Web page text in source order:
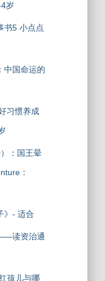
岁
书5 小点点
中国命运的
习惯养成
：国王晕
：
》- 适合
读资治通
孩儿与哪